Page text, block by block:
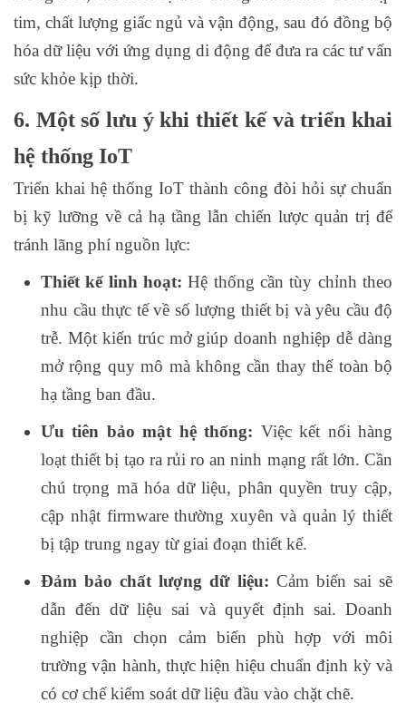
tim, chất lượng giấc ngủ và vận động, sau đó đồng bộ
hóa dữ liệu với ứng dụng di động để đưa ra các tư vấn
sức khỏe kịp thời.
6. Một số lưu ý khi thiết kế và triển khai
hệ thống IoT
Triển khai hệ thống IoT thành công đòi hỏi sự chuẩn
bị kỹ lưỡng về cả hạ tầng lẫn chiến lược quản trị để
tránh lãng phí nguồn lực:
Thiết kế linh hoạt: Hệ thống cần tùy chỉnh theo
nhu cầu thực tế về số lượng thiết bị và yêu cầu độ
trễ. Một kiến trúc mở giúp doanh nghiệp dễ dàng
mở rộng quy mô mà không cần thay thế toàn bộ
hạ tầng ban đầu.
Ưu tiên bảo mật hệ thống: Việc kết nối hàng
loạt thiết bị tạo ra rủi ro an ninh mạng rất lớn. Cần
chú trọng mã hóa dữ liệu, phân quyền truy cập,
cập nhật firmware thường xuyên và quản lý thiết
bị tập trung ngay từ giai đoạn thiết kế.
Đảm bảo chất lượng dữ liệu: Cảm biến sai sẽ
dẫn đến dữ liệu sai và quyết định sai. Doanh
nghiệp cần chọn cảm biến phù hợp với môi
trường vận hành, thực hiện hiệu chuẩn định kỳ và
có cơ chế kiểm soát dữ liệu đầu vào chặt chẽ.